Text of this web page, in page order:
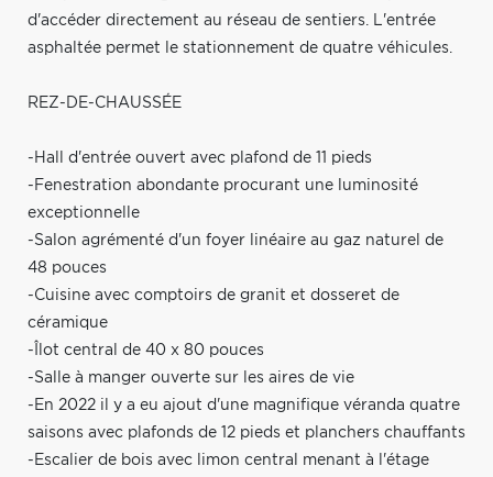
d'accéder directement au réseau de sentiers. L'entrée
asphaltée permet le stationnement de quatre véhicules.
REZ-DE-CHAUSSÉE
-Hall d'entrée ouvert avec plafond de 11 pieds
-Fenestration abondante procurant une luminosité
exceptionnelle
-Salon agrémenté d'un foyer linéaire au gaz naturel de
48 pouces
-Cuisine avec comptoirs de granit et dosseret de
céramique
-Îlot central de 40 x 80 pouces
-Salle à manger ouverte sur les aires de vie
-En 2022 il y a eu ajout d'une magnifique véranda quatre
saisons avec plafonds de 12 pieds et planchers chauffants
-Escalier de bois avec limon central menant à l'étage